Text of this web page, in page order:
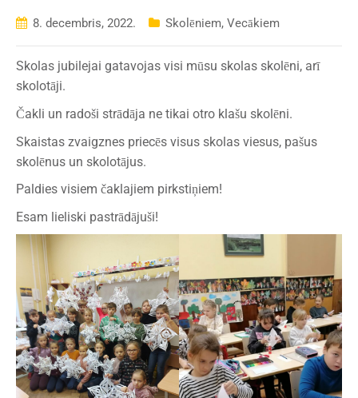
8. decembris, 2022. Skolēniem, Vecākiem
Skolas jubilejai gatavojas visi mūsu skolas skolēni, arī
skolotāji.
Čakli un radoši strādāja ne tikai otro klašu skolēni.
Skaistas zvaigznes priecēs visus skolas viesus, pašus
skolēnus un skolotājus.
Paldies visiem čaklajiem pirkstiņiem!
Esam lieliski pastrādājuši!